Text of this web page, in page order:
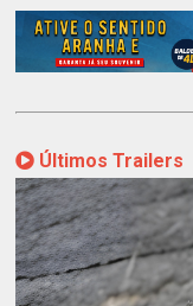
Últimos Trailers